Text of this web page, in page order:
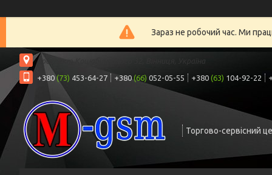
Зараз не робочий час. Ми
проспект Коцюбинського 32, Вінниця, Україна
+380(73) 453-64-27 +380(66) 052-05-55 +380 (63) 104-92-22
Торгово-сервісний